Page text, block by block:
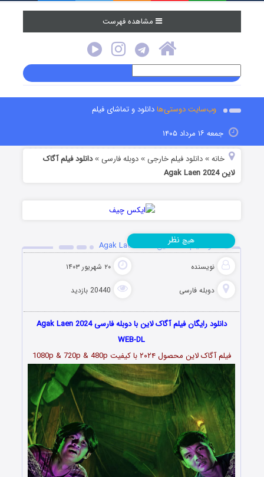
مشاهده فهرست
وب‌سایت دوستی‌هادانلود و تماشای فیلم
جمعه ۱۶ مرداد ۱۴۰۵
خانه »دانلود فیلم خارجی »دوبله فارسی »دانلود فیلم آگاک
لاین Agak Laen 2024
دانلود فیلم آگاک لاین Agak Laen 2024
نویسنده ۲۰ شهریور ۱۴۰۳
دوبله فارسی 20440 بازدید
هیچ نظر
دانلود رایگان فیلم آگاک لاین با دوبله فارسی Agak Laen 2024
WEB-DL
فیلم آگاک لاین محصول ۲۰۲۴ با کیفیت 1080p & 720p & 480p